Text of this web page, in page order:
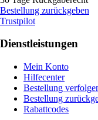
Bestellung zurückgeben
Trustpilot
Dienstleistungen
Mein Konto
Hilfecenter
Bestellung
Bestellung
Rabattcodes